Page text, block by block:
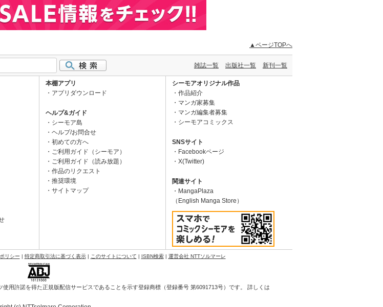
▲ページTOPへ
雑誌一覧 出版社一覧 新刊一覧
本棚アプリ
アプリダウンロード
ヘルプ&ガイド
シーモア島
ヘルプ/お問合せ
初めての方へ
ご利用ガイド（シーモア）
ご利用ガイド（読み放題）
作品のリクエスト
推奨環境
サイトマップ
シーモアオリジナル作品
作品紹介
マンガ家募集
マンガ編集者募集
シーモアコミックス
SNSサイト
Facebookページ
X(Twitter)
関連サイト
MangaPlaza
（English Manga Store）
リシー | 特定商取引法に基づく表示| このサイトについて | ISBN検索| 運営会社 NTTソルマーレ
用許諾を得た正規版配信サービスであることを示す登録商標（登録番号 第6091713号）です。 詳しくは